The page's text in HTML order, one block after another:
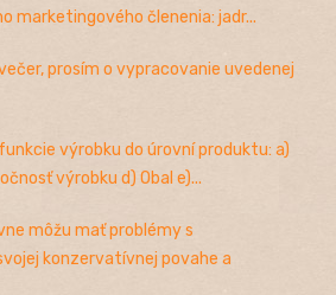
marketingového členenia: jadr...
prosím o vypracovanie uvedenej
výrobku do úrovní produktu: a)
výrobku d) Obal e)...
môžu mať problémy s
konzervatívnej povahe a